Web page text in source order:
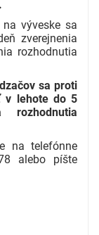
výveske sa
zverejnenia
rozhodnutia
sa proti
v lehote do 5
na telefónne
alebo píšte